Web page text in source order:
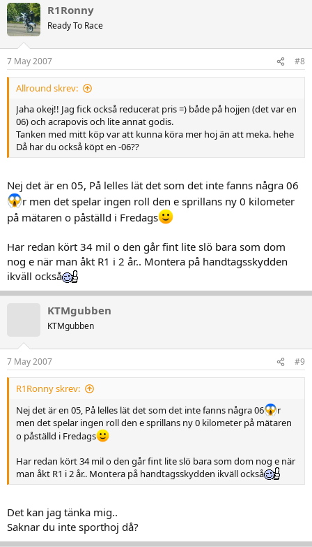
R1Ronny
Ready To Race
7 May 2007 #8
Allround skrev:
Jaha okej!! Jag fick också reducerat pris =) både på hojjen (det var en
06) och acrapovis och lite annat godis.
Tanken med mitt köp var att kunna köra mer hoj än att meka. hehe
Då har du också köpt en -06??
Nej det är en 05, På lelles lät det som det inte fanns några 06
r men det spelar ingen roll den e sprillans ny 0 kilometer
på mätaren o påställd i Fredags
Har redan kört 34 mil o den går fint lite slö bara som dom
nog e när man åkt R1 i 2 år.. Montera på handtagsskydden
ikväll också
KTMgubben
KTMgubben
7 May 2007 #9
R1Ronny skrev:
Nej det är en 05, På lelles lät det som det inte fanns några 06
r
men det spelar ingen roll den e sprillans ny 0 kilometer på mätaren
o påställd i Fredags
Har redan kört 34 mil o den går fint lite slö bara som dom nog e när
man åkt R1 i 2 år.. Montera på handtagsskydden ikväll också
Det kan jag tänka mig..
Saknar du inte sporthoj då?